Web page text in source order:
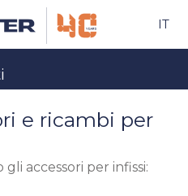
IT
e ricambi per
accessori per infissi: